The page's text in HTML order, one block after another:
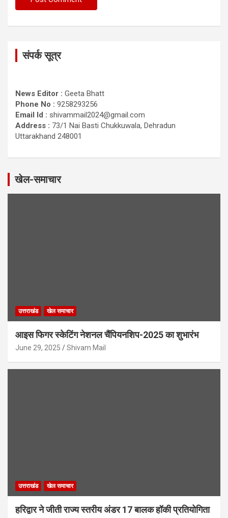
संपर्क सूत्र
News Editor : Geeta Bhatt
Phone No : 9258293256
Email Id : shivammail2024@gmail.com
Address : 73/1 Nai Basti Chukkuwala, Dehradun
Uttarakhand 248001
खेल-समाचार
उत्तराखंड खेल समाचार
आइस फिगर स्केटिंग नेशनल चैंपियनशिप-2025 का शुभारंभ
June 29, 2025 Shivam Mail
उत्तराखंड खेल समाचार
हरिद्वार ने जीती राज्य स्तरीय अंडर 17 बालक हॉकी प्रतियोगिता